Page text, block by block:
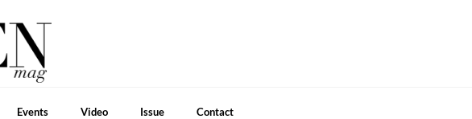
Events Video Issue Contact